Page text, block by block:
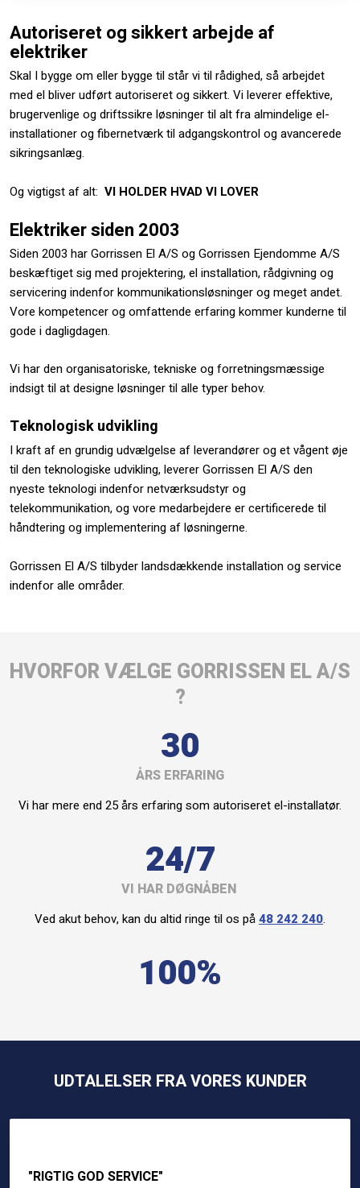
Autoriseret og sikkert arbejde af
elektriker
Skal I bygge om eller bygge til står vi til rådighed, så arbejdet
med el bliver udført autoriseret og sikkert. Vi leverer effektive,
brugervenlige og driftssikre løsninger til alt fra almindelige el-
installationer og fibernetværk til adgangskontrol og avancerede
sikringsanlæg.
Og vigtigst af alt: VI HOLDER HVAD VI LOVER
Elektriker siden 2003
​Siden 2003 har Gorrissen El A/S og Gorrissen Ejendomme A/S
beskæftiget sig med projektering, el installation, rådgivning og
servicering indenfor kommunikationsløsninger og meget andet.
Vore kompetencer og omfattende erfaring kommer kunderne til
gode i dagligdagen.
Vi har den organisatoriske, tekniske og forretningsmæssige
indsigt til at designe løsninger til alle typer behov.​
​Teknologisk udvikling
I kraft af en grundig udvælgelse af leverandører og et vågent øje
til den teknologiske udvikling, leverer Gorrissen El A/S den
nyeste teknologi indenfor netværksudstyr og
telekommunikation, og vore medarbejdere er certificerede til
håndtering og implementering af løsningerne.
Gorrissen El A/S tilbyder landsdækkende installation og service
indenfor alle områder.​​
HVORFOR VÆLGE GORRISSEN EL A/S
?
30
ÅRS ERFARING
Vi har mere end 25 års erfaring som autoriseret el-installatør.
24/7
VI HAR DØGNÅBEN
Ved akut behov, kan du altid ringe til os på48 242 240.
100%
UDTALELSER FRA VORES KUNDER
"RIGTIG GOD SERVICE"